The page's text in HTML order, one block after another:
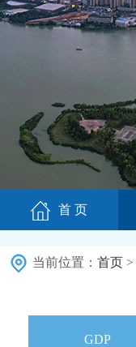
首 页
当前位置： 首页 >
GDP